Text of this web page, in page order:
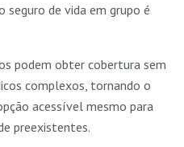
seguro de vida em grupo é
podem obter cobertura sem
complexos, tornando o
acessível mesmo para
preexistentes.